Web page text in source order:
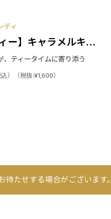
ディ
ー】キャラメルキャ
、ティータイムに寄り添う
） （税抜:¥1,600）
たせする場合がございます